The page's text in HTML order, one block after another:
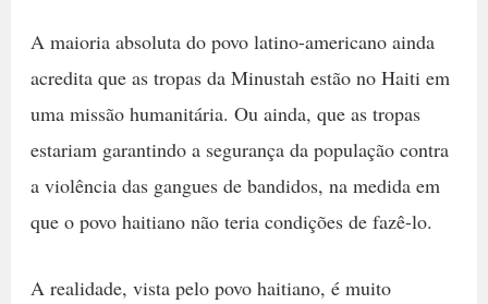
A maioria absoluta do povo latino-americano ainda
acredita que as tropas da Minustah estão no Haiti em
uma missão humanitária. Ou ainda, que as tropas
estariam garantindo a segurança da população contra
a violência das gangues de bandidos, na medida em
que o povo haitiano não teria condições de fazê-lo.
A realidade, vista pelo povo haitiano, é muito